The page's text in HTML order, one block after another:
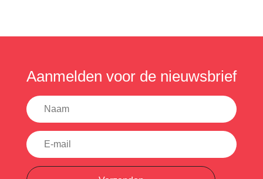
Aanmelden voor de nieuwsbrief